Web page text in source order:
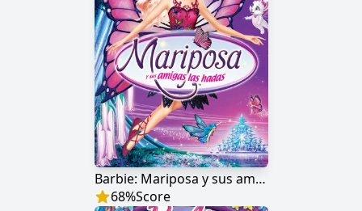
Barbie: Mariposa y sus amigas las hadas
68%Score